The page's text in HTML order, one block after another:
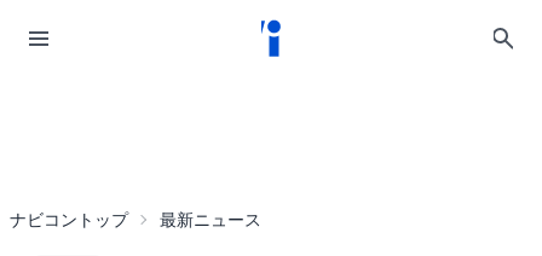
ナビコントップ 最新ニュース